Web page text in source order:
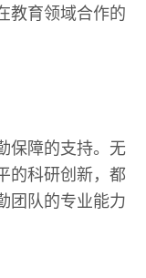
教育领域合作的
保障的支持。无
的科研创新，都
团队的专业能力